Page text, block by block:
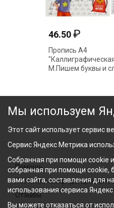
46.50₽
Пропись А4
М.Пишем буквы и
Помощь
Политика
Отзывы
Мы используем
Этот сайт использует сервис
Сервис Яндекс Метрика
Собранная при помощи cookie
собранная при помощи cookie,
вами сайта, составления для
использования сервиса
Вы можете отказаться от